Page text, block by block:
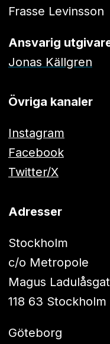
Frasse Levinsson
Ansvarig
Jonas Källgren
Övriga kanaler
Instagram
Facebook
Twitter/X
Adresser
Stockholm
c/o Metropole
Magus
118 63 Stockholm
Göteborg